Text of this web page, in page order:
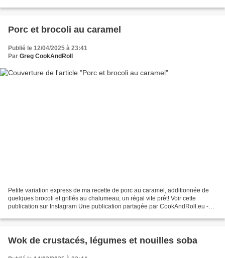
Porc et brocoli au caramel
Publié le 12/04/2025 à 23:41
Par Greg CookAndRoll
Petite variation express de ma recette de porc au caramel, additionnée de
quelques brocoli et grillés au chalumeau, un régal vite prêt! Voir cette
publication sur Instagram Une publication partagée par CookAndRoll.eu -
Wok de crustacés, légumes et nouilles soba